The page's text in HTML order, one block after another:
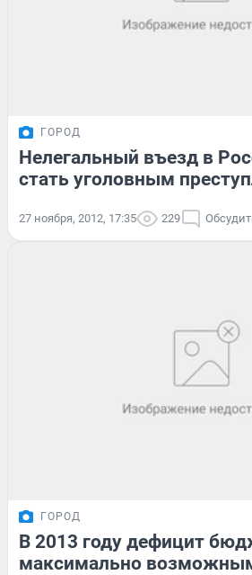
ГОРОД
Нелегальный въезд в
стать уголовным
27 ноября, 2012, 17:35 229
ГОРОД
В 2013 году дефицит
максимально